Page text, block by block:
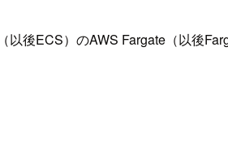
後ECS）のAWS Fargate（以後